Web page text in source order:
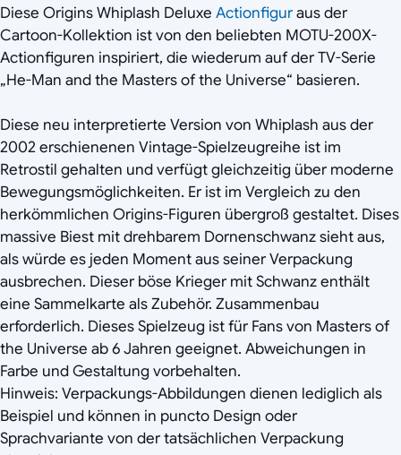
Diese Origins Whiplash Deluxe Actionfiguraus der
Cartoon-Kollektion ist von den beliebten MOTU-200X-
Actionfiguren inspiriert, die wiederum auf der TV-Serie
„He-Man and the Masters of the Universe“ basieren.
Diese neu interpretierte Version von Whiplash aus der
2002 erschienenen Vintage-Spielzeugreihe ist im
Retrostil gehalten und verfügt gleichzeitig über moderne
Bewegungsmöglichkeiten. Er ist im Vergleich zu den
herkömmlichen Origins-Figuren übergroß gestaltet. Dises
massive Biest mit drehbarem Dornenschwanz sieht aus,
als würde es jeden Moment aus seiner Verpackung
ausbrechen. Dieser böse Krieger mit Schwanz enthält
eine Sammelkarte als Zubehör. Zusammenbau
erforderlich. Dieses Spielzeug ist für Fans von Masters of
the Universe ab 6 Jahren geeignet. Abweichungen in
Farbe und Gestaltung vorbehalten.
Hinweis: Verpackungs-Abbildungen dienen lediglich als
Beispiel und können in puncto Design oder
Sprachvariante von der tatsächlichen Verpackung